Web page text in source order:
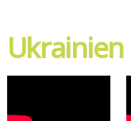
Ukrainien